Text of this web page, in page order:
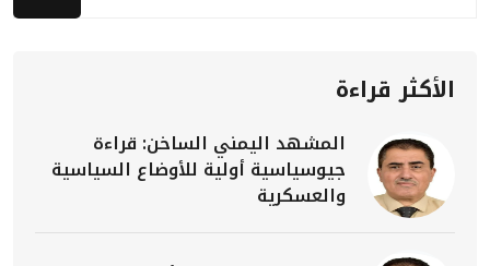
الأكثر قراءة
المشهد اليمني الساخن: قراءة
جيوسياسية أولية للأوضاع السياسية
والعسكرية